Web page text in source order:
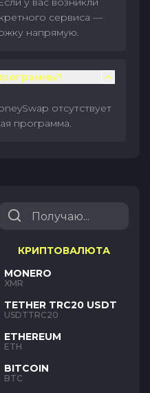
сервиса —
напрямую.
отсутствует
программа.
КРИПТОВАЛЮТА
MONERO
XMR
TETHER TRC20 USDT
USDTTRC20
ETHEREUM
ETH
BITCOIN
BTC